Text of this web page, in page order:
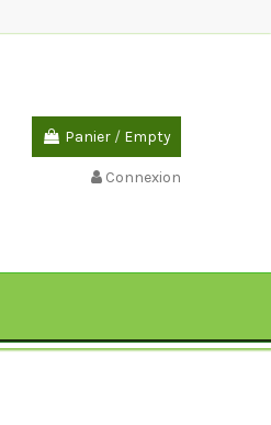
Panier / Empty
Connexion